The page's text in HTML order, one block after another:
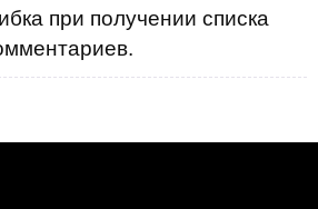
при получении списка